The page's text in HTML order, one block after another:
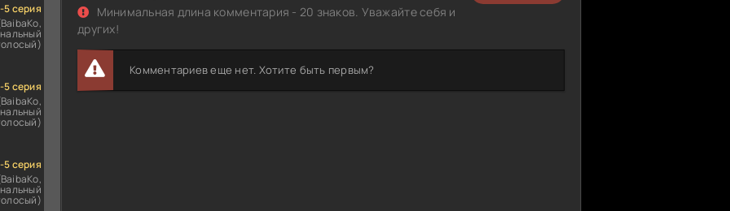
5 серия
5 серия
5 серия
Минимальная длина комментария - 20 знаков. Уважайте себя и
других!
Комментариев еще нет. Хотите быть первым?